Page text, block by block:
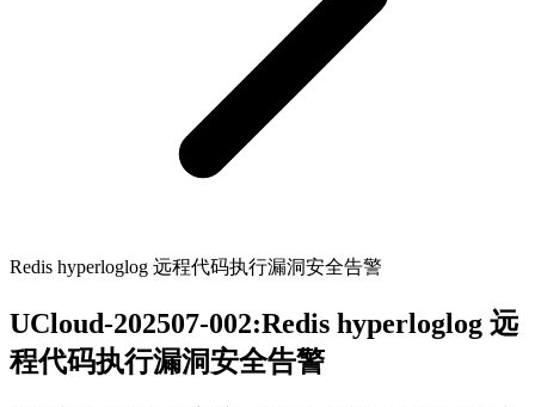
Redis hyperloglog 远程代码执行漏洞安全告警
UCloud-202507-002:Redis hyperloglog 远
程代码执行漏洞安全告警